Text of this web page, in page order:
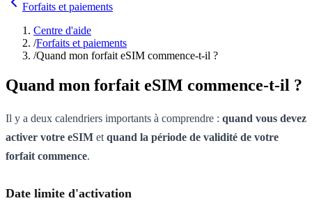
Forfaits et paiements
Centre d'aide
/Forfaits et paiements
/Quand mon forfait eSIM commence-t-il ?
Quand mon forfait eSIM commence-t-il ?
Il y a deux calendriers importants à comprendre : quand vous devez
activer votre eSIM et quand la période de validité de votre
forfait commence.
Date limite d'activation